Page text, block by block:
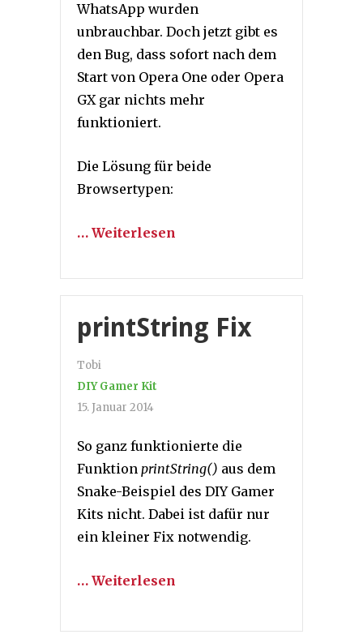
WhatsApp wurden
unbrauchbar. Doch jetzt gibt es
den Bug, dass sofort nach dem
Start von Opera One oder Opera
GX gar nichts mehr
funktioniert.
Die Lösung für beide
Browsertypen:
… Weiterlesen
printString Fix
Tobi
DIY Gamer Kit
15. Januar 2014
So ganz funktionierte die
Funktion printString() aus dem
Snake-Beispiel des DIY Gamer
Kits nicht. Dabei ist dafür nur
ein kleiner Fix notwendig.
… Weiterlesen